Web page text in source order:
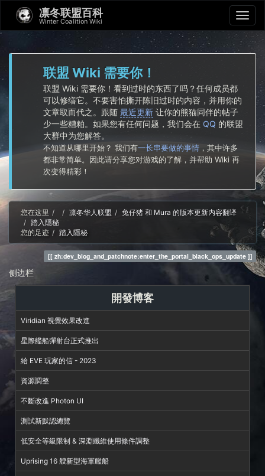
凛冬联盟百科
Winter Coalition Wiki
联盟 Wiki 需要你！
联盟 Wiki 需要你！看到过时的东西了吗？任何成员都
可以修缮它。不要害怕撕开陈旧过时的内容，并用你的
文章取而代之。跟随最近更新 让你的熊猫同伴的帖子
少一些糟粕。如果您有任何问题，我们会在 QQ 的联盟
大群中为您解答。
不知道从哪里开始？ 我们有一长串要做的事情 ，其中许多
都非常简单。因此请分享您对游戏的了解，并帮助 Wiki 再
次变得精彩！
您在这里 Home凛冬华人联盟
兔仔猪 和 Mura 的版本更新内容翻译
踏入隱秘
您的足迹
踏入隱秘
zh:dev_blog_and_patchnote:enter_the_portal_black_ops_update
侧边栏
開發博客
Viridian 視覺效果改進
星際艦船彈射台正式推出
給 EVE 玩家的信 - 2023
資源調整
不斷改進 Photon UI
測試新默認總覽
低安全等級限制 & 深淵纖維使用條件調整
Uprising 16 艘新型海軍艦船